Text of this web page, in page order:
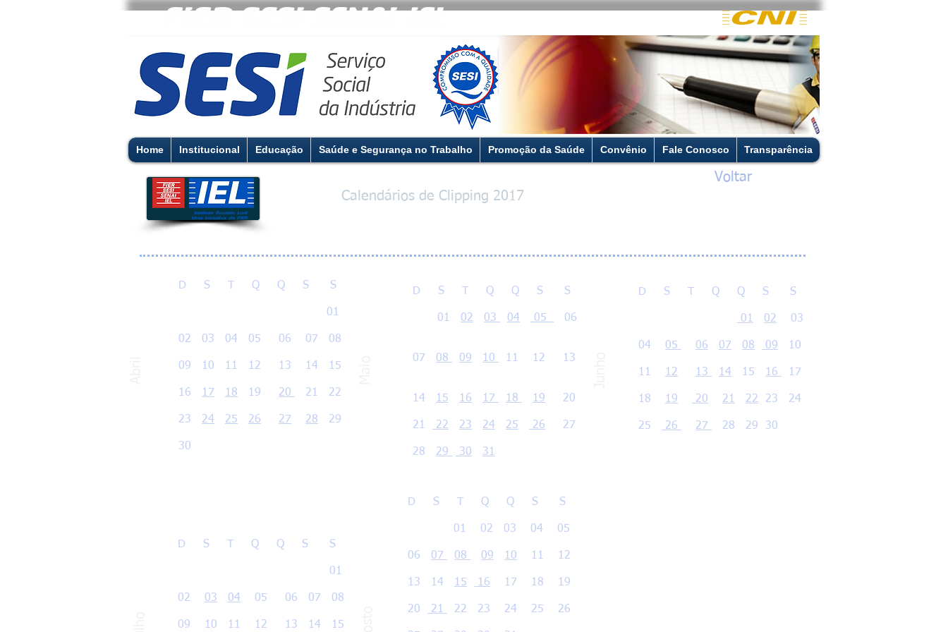
Home Institucional Educação Saúde e Segurança no Trabalho Promoção da Saúde Convênio Fale Conosco Transparência
Calendários de Clipping 2017
Voltar
D S T Q Q S S
01
02 03 04 05 06 07 08
09 10 11 12 13 14 15
16 17 18 19 20 21 22
23 24 25 26 27 28 29
30
D S T Q Q S S
01 02 03 04 05 06
07 08 09 10 11 12 13
14 15 16 17 18 19 20
21 22 23 24 25 26 27
28 29 30 31
D S T Q Q S S
01 02 03
04 05 06 07 08 09 10
11 12 13 14 15 16 17
18 19 20 21 22 23 24
25 26 27 28 29 30
D S T Q Q S S
01
02 03 04 05 06 07 08
09 10 11 12 13 14 15
D S T Q Q S S
01 02 03 04 05
06 07 08 09 10 11 12
13 14 15 16 17 18 19
20 21 22 23 24 25 26